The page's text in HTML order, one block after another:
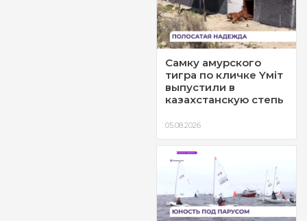
Самку амурского
тигра по кличке Yмiт
выпустили в
казахстанскую степь
05.08.2026